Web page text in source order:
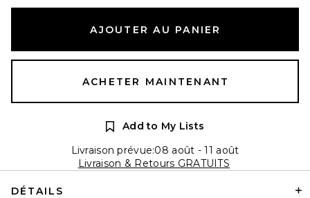
AJOUTER AU PANIER
ACHETER MAINTENANT
Add to My Lists
Livraison prévue:08 août - 11 août
Livraison & Retours GRATUITS
DÉTAILS